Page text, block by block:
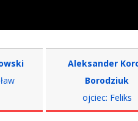
Aleksander Korol-
Borodziuk
ojciec: Feliks
1938